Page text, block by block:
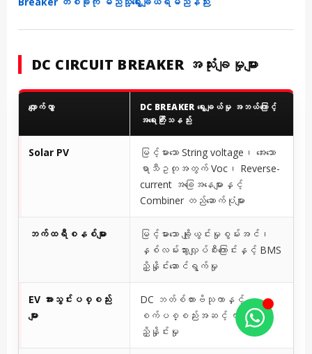
DC CIRCUIT BREAKER အသုံးချမှုများ
လျှောက်လွှာ
DC BREAKER ရွေးချယ်မှု အဘယ်ကြောင့်
အရေးကြီးသနည်း
Solar PV
မြင့်မားသော String voltage၊ အေးသော
ရာသီဥတုအတွက် Voc၊ Reverse-
current အခြေအနေများနှင့်
Combiner တည်ဆောက်ပုံများ
ဘက်ထရီစနစ်များ
မြင့်မားသော ချို့ယွင်းမှုစွမ်းအင်၊
နှစ်လမ်းသွားလျှပ်စီးကြောင်းနှင့် BMS
ညှိနှိုင်းဆောင်ရွက်မှု
EV အားသွင်းပစ္စည်း
များ
DC ဘတ်စ်ကားဗိသုကာနှင့်
စက်ပစ္စည်းအဆင့် ကာကွယ်ရေး
ညှိနှိုင်းမှု